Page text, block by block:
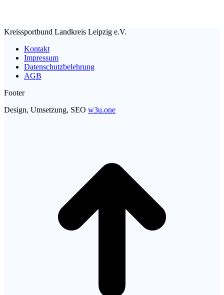
Kreissportbund Landkreis Leipzig e.V.
Kontakt
Impressum
Datenschutzbelehrung
AGB
Footer
Design, Umsetzung, SEO w3u.one